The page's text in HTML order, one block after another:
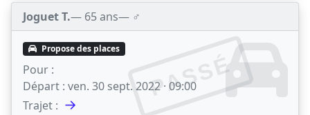
Joguet T.— 65 ans— ♂️
PASSÉ
Propose des places
Pour :
Départ : ven. 30 sept. 2022 · 09:00
Trajet : →